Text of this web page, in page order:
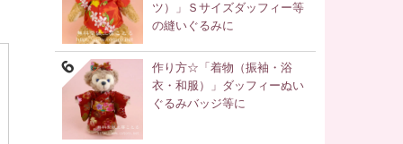
ツ）」Ｓサイズダッフィー等
の縫いぐるみに
作り方☆「着物（振袖・浴
衣・和服）」ダッフィーぬい
ぐるみバッジ等に